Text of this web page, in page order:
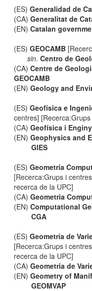
(ES)Generalidad de
(CA)Generalitat de
(EN)Catalan
(ES)GEOCAMB
sin. Centro de
(CA)Centre de
GEOCAMB
(EN)Geology and
(ES)Geofísica e
centres]
(CA)Geofísica i
(EN)Geophysics and
GIES
(ES)Geometría
[Recerca:Grups i
recerca de la UPC]
(CA)Geometria
(EN)Computational
CGA
(ES)Geometría de
[Recerca:Grups i
recerca de la UPC]
(CA)Geometria de
(EN)Geometry of
GEOMVAP